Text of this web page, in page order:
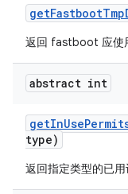
getFastbootTmp
返回 fastboot 应使
abstract int
getInUse
type)
返回指定类型的已用